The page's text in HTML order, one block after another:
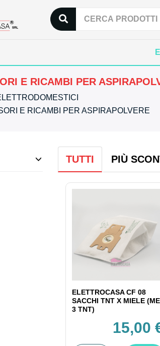
E RICAMBI PER
E RICAMBI PER ASPIRAPOLVERE
TUTTI PIÙ
ELETTROCASA CF 08
SACCHI TNT X MIELE (ME
3 TNT)
15,00